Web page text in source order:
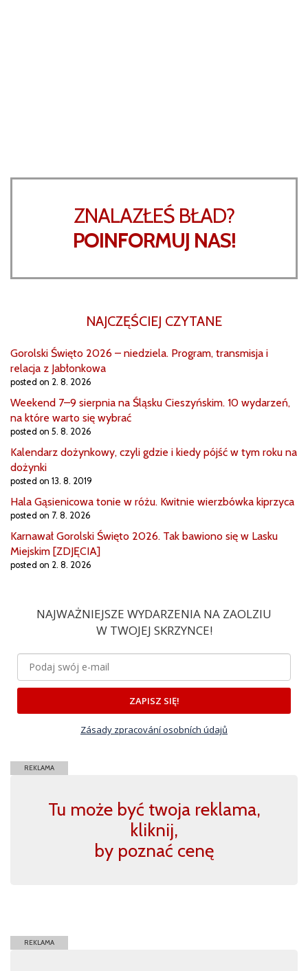
ZNALAZŁEŚ BŁAD?
POINFORMUJ NAS!
NAJCZĘŚCIEJ CZYTANE
Gorolski Święto 2026 – niedziela. Program, transmisja i
relacja z Jabłonkowa
posted on 2. 8. 2026
Weekend 7–9 sierpnia na Śląsku Cieszyńskim. 10 wydarzeń,
na które warto się wybrać
posted on 5. 8. 2026
Kalendarz dożynkowy, czyli gdzie i kiedy pójść w tym roku na
dożynki
posted on 13. 8. 2019
Hala Gąsienicowa tonie w różu. Kwitnie wierzbówka kiprzyca
posted on 7. 8. 2026
Karnawał Gorolski Święto 2026. Tak bawiono się w Lasku
Miejskim [ZDJĘCIA]
posted on 2. 8. 2026
NAJWAŻNIEJSZE WYDARZENIA NA ZAOLZIU
W TWOJEJ SKRZYNCE!
ZAPISZ SIĘ!
Zásady zpracování osobních údajů
REKLAMA
Tu może być twoja reklama,
kliknij,
by poznać cenę
REKLAMA